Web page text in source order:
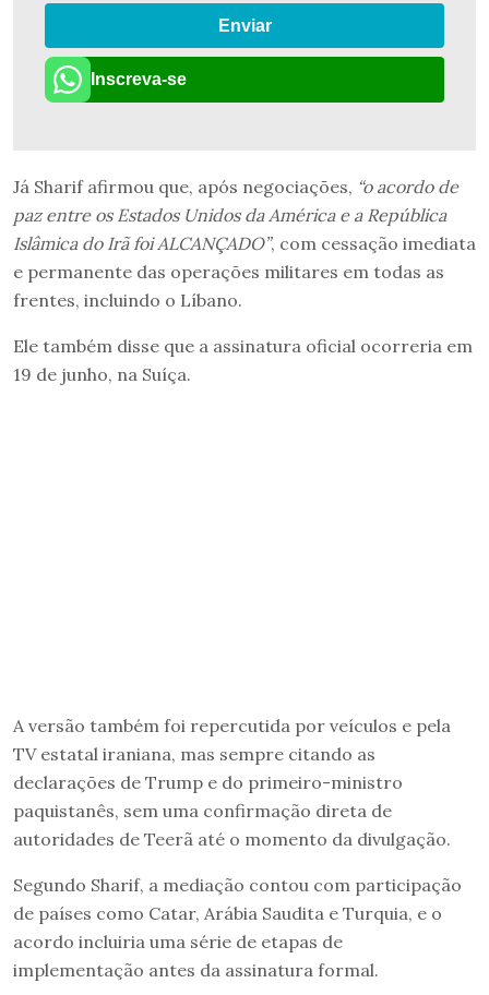
Enviar
Inscreva-se
Já Sharif afirmou que, após negociações, “o acordo de
paz entre os Estados Unidos da América e a República
Islâmica do Irã foi ALCANÇADO”, com cessação imediata
e permanente das operações militares em todas as
frentes, incluindo o Líbano.
Ele também disse que a assinatura oficial ocorreria em
19 de junho, na Suíça.
A versão também foi repercutida por veículos e pela
TV estatal iraniana, mas sempre citando as
declarações de Trump e do primeiro-ministro
paquistanês, sem uma confirmação direta de
autoridades de Teerã até o momento da divulgação.
Segundo Sharif, a mediação contou com participação
de países como Catar, Arábia Saudita e Turquia, e o
acordo incluiria uma série de etapas de
implementação antes da assinatura formal.